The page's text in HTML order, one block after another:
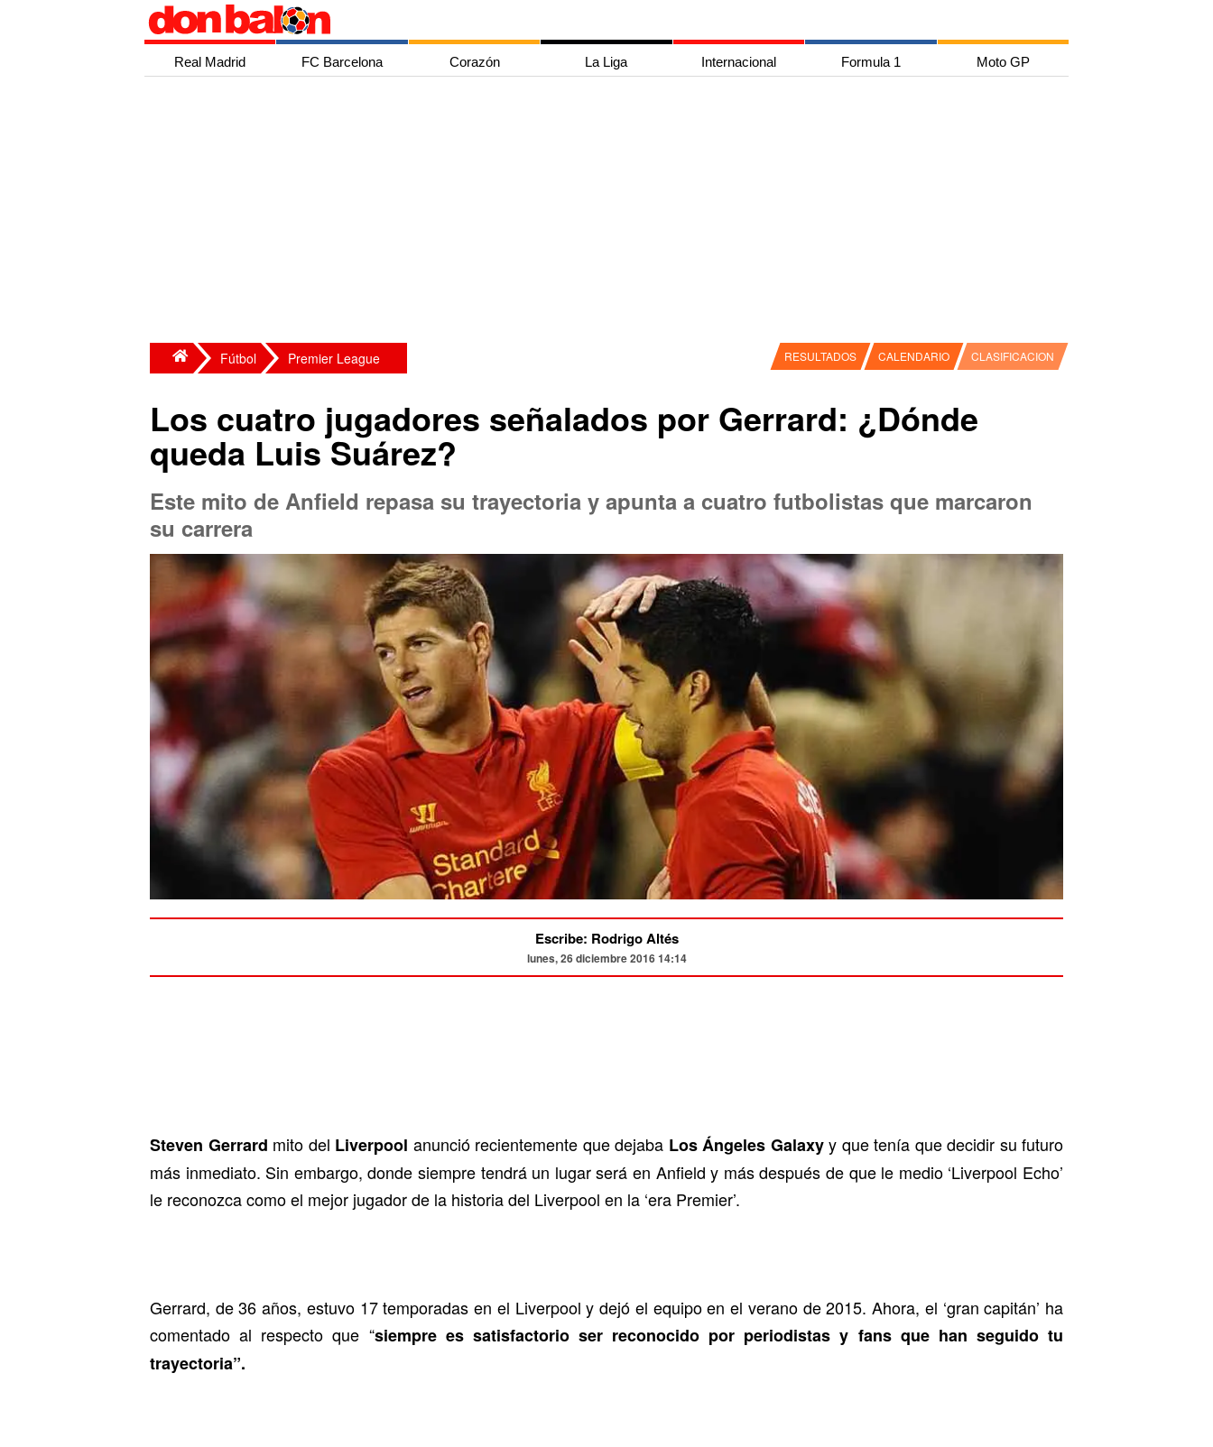
Real Madrid FC Barcelona Corazón La Liga Internacional Formula 1 Moto GP
Fútbol Premier League RESULTADOS CALENDARIO CLASIFICACION
Los cuatro jugadores señalados por Gerrard: ¿Dónde
queda Luis Suárez?
Este mito de Anfield repasa su trayectoria y apunta a cuatro futbolistas que marcaron
su carrera
Escribe: Rodrigo Altés
lunes, 26 diciembre 2016 14:14
Steven Gerrard mito del Liverpool anunció recientemente que dejaba Los Ángeles Galaxyy que tenía que decidir su futuro
más inmediato. Sin embargo, donde siempre tendrá un lugar será en Anfield y más después de que le medio ‘Liverpool Echo’
le reconozca como el mejor jugador de la historia del Liverpool en la ‘era Premier’.
Gerrard, de 36 años, estuvo 17 temporadas en el Liverpool y dejó el equipo en el verano de 2015. Ahora, el ‘gran capitán’ ha
comentado al respecto que “siempre es satisfactorio ser reconocido por periodistas y fans que han seguido tu
trayectoria”.